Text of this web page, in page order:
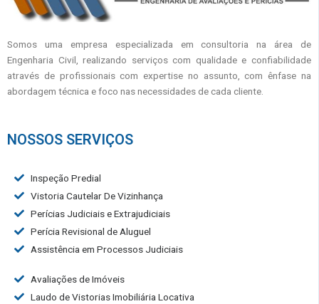
Somos uma empresa especializada em consultoria na área de
Engenharia Civil, realizando serviços com qualidade e confiabilidade
através de profissionais com expertise no assunto, com ênfase na
abordagem técnica e foco nas necessidades de cada cliente.
NOSSOS SERVIÇOS
Inspeção Predial
Vistoria Cautelar De Vizinhança
Perícias Judiciais e Extrajudiciais
Perícia Revisional de Aluguel
Assistência em Processos Judiciais
Avaliações de Imóveis
Laudo de Vistorias Imobiliária Locativa